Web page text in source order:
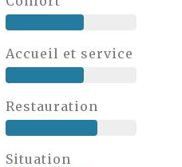
Accueil et service
Restauration
Situation